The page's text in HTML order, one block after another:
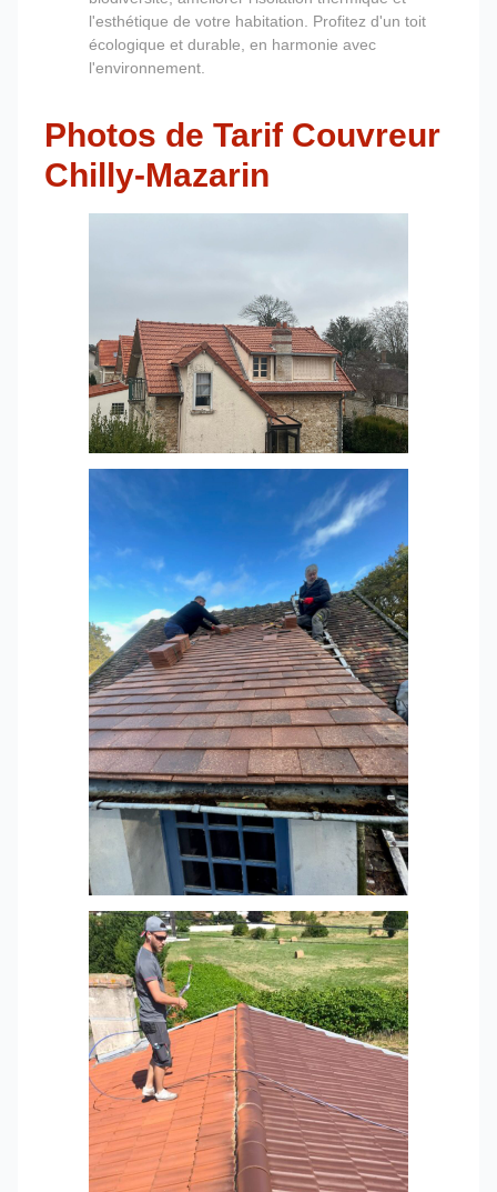
l'esthétique de votre habitation. Profitez d'un toit
écologique et durable, en harmonie avec
l'environnement.
Photos de Tarif Couvreur
Chilly-Mazarin